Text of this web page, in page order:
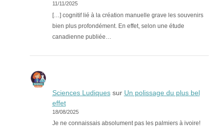
11/11/2025
[…] cognitif lié à la création manuelle grave les souvenirs
bien plus profondément. En effet, selon une étude
canadienne publiée…
Sciences Ludiquessur Un polissage du plus bel
effet
18/08/2025
Je ne connaissais absolument pas les palmiers à ivoire!